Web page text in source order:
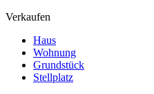
Verkaufen
Haus
Wohnung
Grundstück
Stellplatz